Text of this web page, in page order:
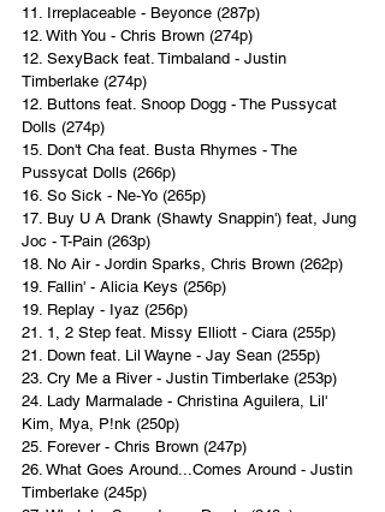
11. Irreplaceable - Beyonce (287p)
12. With You - Chris Brown (274p)
12. SexyBack feat. Timbaland - Justin
Timberlake (274p)
12. Buttons feat. Snoop Dogg - The Pussycat
Dolls (274p)
15. Don't Cha feat. Busta Rhymes - The
Pussycat Dolls (266p)
16. So Sick - Ne-Yo (265p)
17. Buy U A Drank (Shawty Snappin') feat, Jung
Joc - T-Pain (263p)
18. No Air - Jordin Sparks, Chris Brown (262p)
19. Fallin' - Alicia Keys (256p)
19. Replay - Iyaz (256p)
21. 1, 2 Step feat. Missy Elliott - Ciara (255p)
21. Down feat. Lil Wayne - Jay Sean (255p)
23. Cry Me a River - Justin Timberlake (253p)
24. Lady Marmalade - Christina Aguilera, Lil'
Kim, Mya, P!nk (250p)
25. Forever - Chris Brown (247p)
26. What Goes Around...Comes Around - Justin
Timberlake (245p)